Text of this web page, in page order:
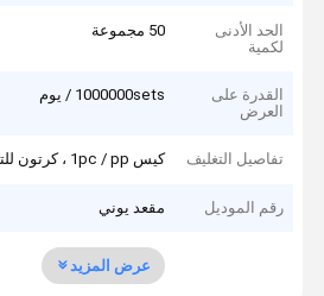
الحد الأدنى
لكمية
50 مجموعة
القدرة على
العرض
1000000sets / يوم
تفاصيل التغليف كيس 1pc / pp ، كرتون للتعبئة outsdie
رقم الموديل مقعد يوني
عرض المزيد